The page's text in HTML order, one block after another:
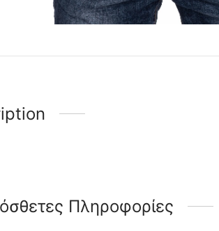
Πληροφορίες